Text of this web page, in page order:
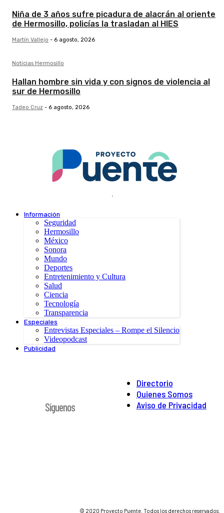
Niña de 3 años sufre picadura de alacrán al oriente
de Hermosillo, policías la trasladan al HIES
Martín Vallejo - 6 agosto, 2026
Noticias Hermosillo
Hallan hombre sin vida y con signos de violencia al
sur de Hermosillo
Tadeo Cruz - 6 agosto, 2026
.
Información
Seguridad
Hermosillo
México
Sonora
Mundo
Deportes
Entretenimiento y Cultura
Salud
Ciencia
Tecnología
Transparencia
Especiales
Entrevistas Especiales – Rompe el Silencio
Videopodcast
Publicidad
Directorio
Quienes Somos
Aviso de Privacidad
Síguenos
© 2020 Proyecto Puente. Todos los derechos reservados.